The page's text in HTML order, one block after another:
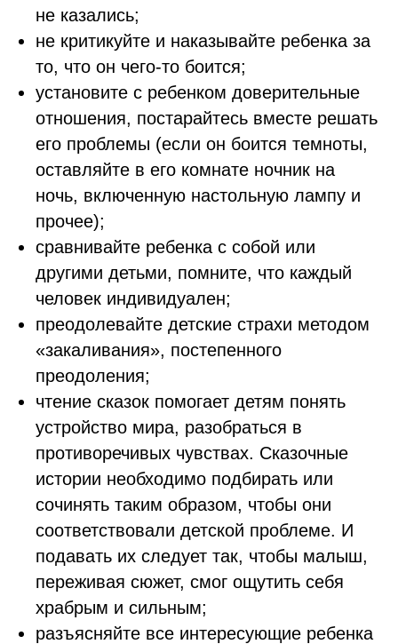
не казались;
не критикуйте и наказывайте ребенка за
то, что он чего-то боится;
установите с ребенком доверительные
отношения, постарайтесь вместе решать
его проблемы (если он боится темноты,
оставляйте в его комнате ночник на
ночь, включенную настольную лампу и
прочее);
сравнивайте ребенка с собой или
другими детьми, помните, что каждый
человек индивидуален;
преодолевайте детские страхи методом
«закаливания», постепенного
преодоления;
чтение сказок помогает детям понять
устройство мира, разобраться в
противоречивых чувствах. Сказочные
истории необходимо подбирать или
сочинять таким образом, чтобы они
соответствовали детской проблеме. И
подавать их следует так, чтобы малыш,
переживая сюжет, смог ощутить себя
храбрым и сильным;
разъясняйте все интересующие ребенка